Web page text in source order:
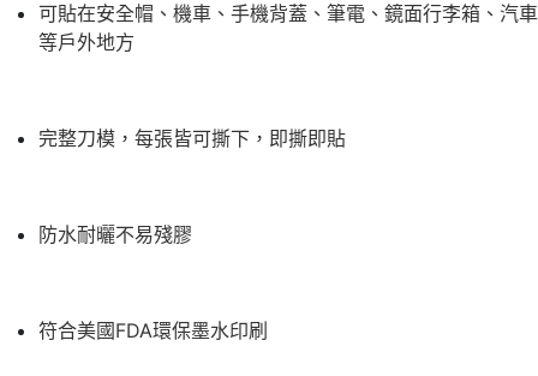
可貼在安全帽、機車、手機背蓋、筆電、鏡面行李箱、汽車
等戶外地方
完整刀模，每張皆可撕下，即撕即貼
防水耐曬不易殘膠
符合美國FDA環保墨水印刷